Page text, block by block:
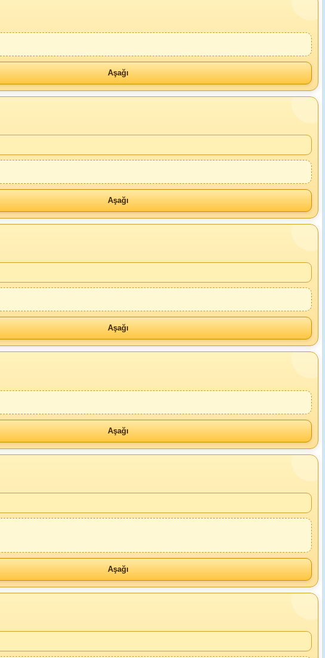
Aşağı
Aşağı
Aşağı
Aşağı
Aşağı